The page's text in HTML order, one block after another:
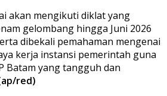
akan mengikuti diklat yang
gelombang hingga Juni 2026
dibekali pemahaman mengenai
kerja instansi pemerintah guna
Batam yang tangguh dan
red)